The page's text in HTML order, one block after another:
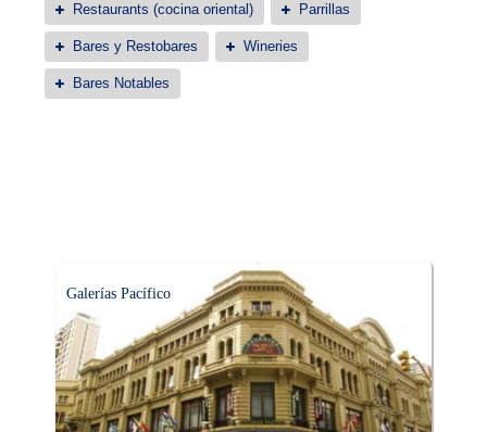
Restaurants (cocina oriental) Parrillas
Bares y Restobares Wineries
Bares Notables
Galerías Pacífico